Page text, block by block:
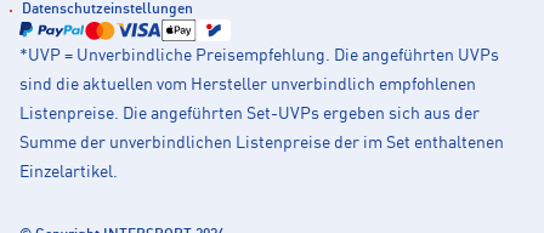
Datenschutzeinstellungen
*UVP = Unverbindliche Preisempfehlung. Die angeführten UVPs
sind die aktuellen vom Hersteller unverbindlich empfohlenen
Listenpreise. Die angeführten Set-UVPs ergeben sich aus der
Summe der unverbindlichen Listenpreise der im Set enthaltenen
Einzelartikel.